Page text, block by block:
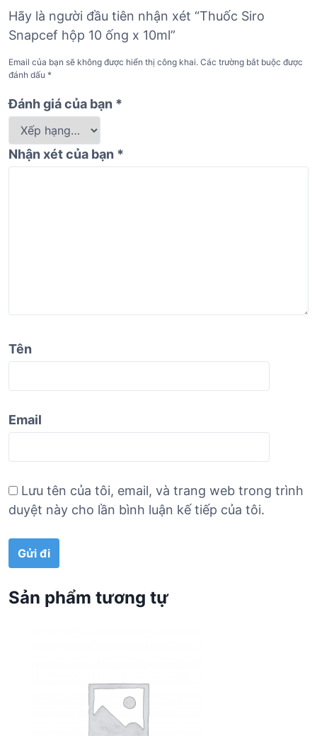
Hãy là người đầu tiên nhận xét “Thuốc Siro
Snapcef hộp 10 ống x 10ml”
Email của bạn sẽ không được hiển thị công khai. Các trường bắt buộc được
đánh dấu *
Đánh giá của bạn *
Nhận xét của bạn *
Tên
Email
Lưu tên của tôi, email, và trang web trong trình
duyệt này cho lần bình luận kế tiếp của tôi.
Sản phẩm tương tự